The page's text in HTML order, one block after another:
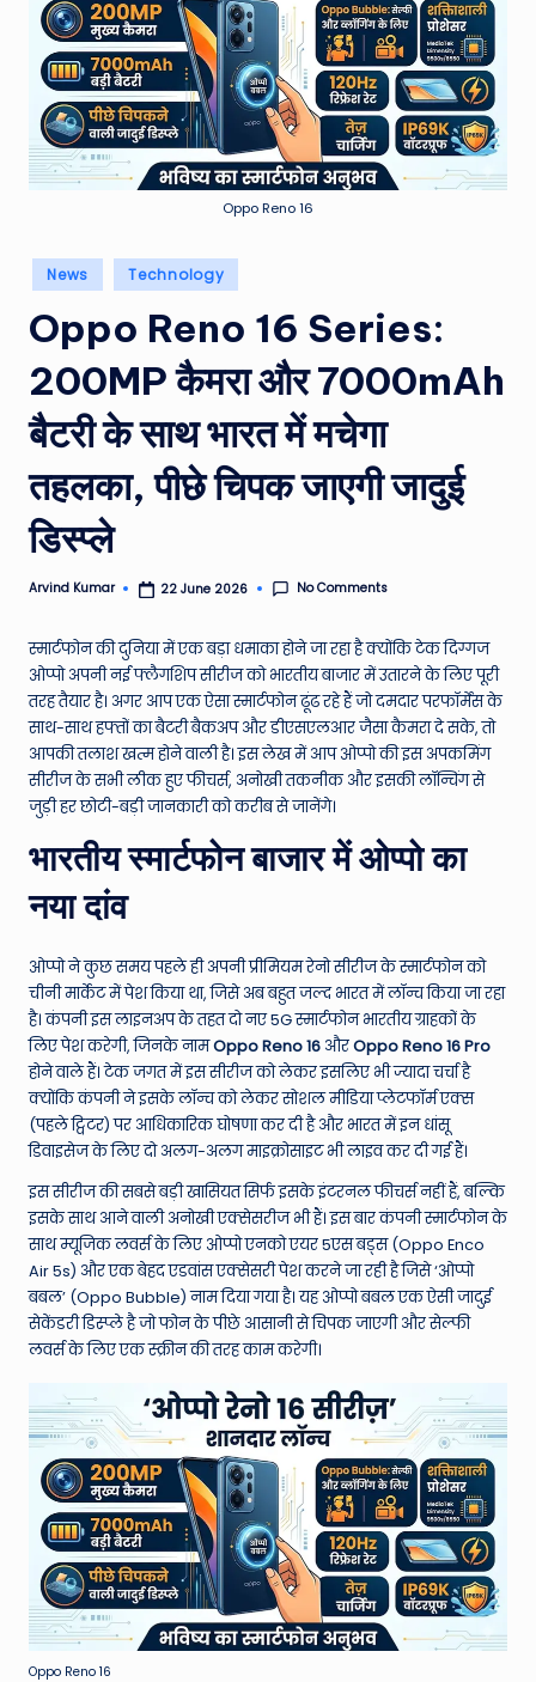
e
a
h
er
T
e
c
h
&
M
o
vi
e
w
s
A
ro
u
n
d
T
h
e
W
o
rl
d
Oppo Reno 16
Posted
in
News Technology
Oppo Reno 16 Series:
200MP कैमरा और 7000mAh
बैटरी के साथ भारत में मचेगा
तहलका, पीछे चिपक जाएगी जादुई
डिस्प्ले
Posted
Arvind Kumar 22 June 2026 No Comments
स्मार्टफोन की दुनिया में एक बड़ा धमाका होने जा रहा है क्योंकि टेक दिग्गज
ओप्पो अपनी नई फ्लैगशिप सीरीज को भारतीय बाजार में उतारने के लिए पूरी
तरह तैयार है। अगर आप एक ऐसा स्मार्टफोन ढूंढ रहे हैं जो दमदार परफॉर्मेंस के
साथ-साथ हफ्तों का बैटरी बैकअप और डीएसएलआर जैसा कैमरा दे सके, तो
आपकी तलाश खत्म होने वाली है। इस लेख में आप ओप्पो की इस अपकमिंग
सीरीज के सभी लीक हुए फीचर्स, अनोखी तकनीक और इसकी लॉन्चिंग से
जुड़ी हर छोटी-बड़ी जानकारी को करीब से जानेंगे।
भारतीय स्मार्टफोन बाजार में ओप्पो का
नया दांव
ओप्पो ने कुछ समय पहले ही अपनी प्रीमियम रेनो सीरीज के स्मार्टफोन को
चीनी मार्केट में पेश किया था, जिसे अब बहुत जल्द भारत में लॉन्च किया जा रहा
है। कंपनी इस लाइनअप के तहत दो नए 5G स्मार्टफोन भारतीय ग्राहकों के
लिए पेश करेगी, जिनके नामOppo Reno 16 औरOppo Reno 16 Pro
होने वाले हैं। टेक जगत में इस सीरीज को लेकर इसलिए भी ज्यादा चर्चा है
क्योंकि कंपनी ने इसके लॉन्च को लेकर सोशल मीडिया प्लेटफॉर्म एक्स
(पहले ट्विटर) पर आधिकारिक घोषणा कर दी है और भारत में इन धांसू
डिवाइसेज के लिए दो अलग-अलग माइक्रोसाइट भी लाइव कर दी गई हैं।
इस सीरीज की सबसे बड़ी खासियत सिर्फ इसके इंटरनल फीचर्स नहीं हैं, बल्कि
इसके साथ आने वाली अनोखी एक्सेसरीज भी हैं। इस बार कंपनी स्मार्टफोन के
साथ म्यूजिक लवर्स के लिए ओप्पो एनको एयर 5एस बड्स (Oppo Enco
Air 5s) और एक बेहद एडवांस एक्सेसरी पेश करने जा रही है जिसे ‘ओप्पो
बबल’ (Oppo Bubble) नाम दिया गया है। यह ओप्पो बबल एक ऐसी जादुई
सेकेंडरी डिस्प्ले है जो फोन के पीछे आसानी से चिपक जाएगी और सेल्फी
लवर्स के लिए एक स्क्रीन की तरह काम करेगी।
Oppo Reno 16